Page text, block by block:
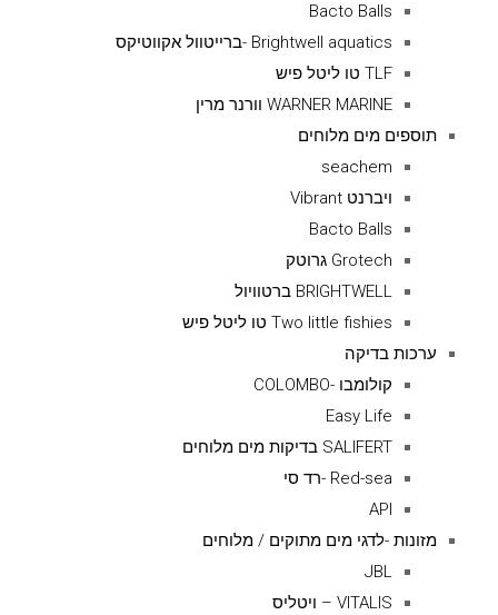
Bacto Balls
Brightwell aquatics -ברייטוול אקווטיקס
TLF טו ליטל פיש
WARNER MARINE וורנר מרין
תוספים מים מלוחים
seachem
ויברנט Vibrant
Bacto Balls
Grotech גרוטק
BRIGHTWELL ברטוויול
Two little fishies טו ליטל פיש
ערכות בדיקה
קולומבו -COLOMBO
Easy Life
SALIFERT בדיקות מים מלוחים
Red-sea -רד סי
API
מזונות -לדגי מים מתוקים / מלוחים
JBL
VITALIS – ויטליס